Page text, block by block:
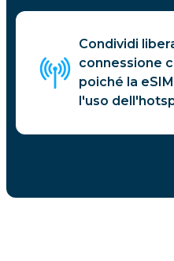
Condividi
connessione
poiché la
l'uso